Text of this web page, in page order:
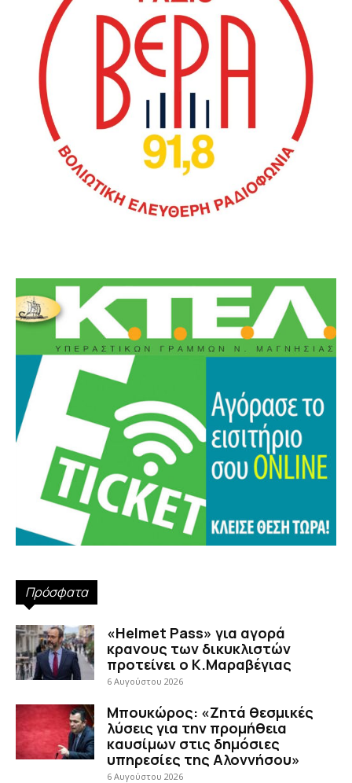
Πρόσφατα
«Helmet Pass» για αγορά
κρανους των δικυκλιστών
προτείνει ο Κ.Μαραβέγιας
6 Αυγούστου 2026
Μπουκώρος: «Ζητά θεσμικές
λύσεις για την προμήθεια
καυσίμων στις δημόσιες
υπηρεσίες της Αλοννήσου»
6 Αυγούστου 2026